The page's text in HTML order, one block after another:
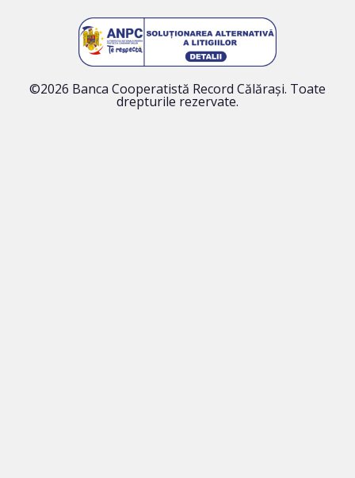
©2026 Banca Cooperatistă Record Călărași. Toate
drepturile rezervate.